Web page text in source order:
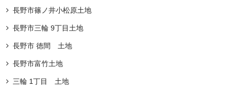
⻑野市篠ノ井⼩松原土地
長野市三輪 9丁目土地
長野市 徳間 土地
長野市富竹土地
三輪 1丁目 土地